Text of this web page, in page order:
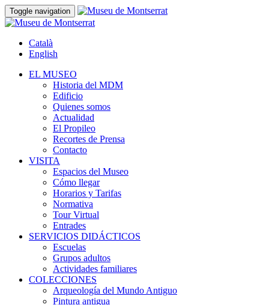
Toggle navigation
Català
English
EL MUSEO
Historia del MDM
Edificio
Quienes somos
Actualidad
El Propileo
Recortes de Prensa
Contacto
VISITA
Espacios del Museo
Cómo llegar
Horarios y Tarifas
Normativa
Tour Virtual
Entrades
SERVICIOS DIDÁCTICOS
Escuelas
Grupos adultos
Actividades familiares
COLECCIONES
Arqueología del Mundo Antiguo
Pintura antigua